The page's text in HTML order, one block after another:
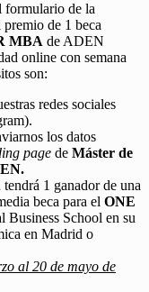
formulario de la
de 1 beca
MBA de ADEN
online con semana
son:
redes sociales
los datos
page de Máster de
1 ganador de una
beca para el ONE
School en su
en Madrid o
al 20 de mayo de